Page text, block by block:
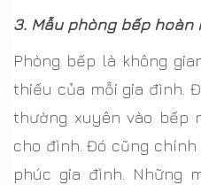
3. Mẫu phòng bếp hoàn
Phòng bếp là không
thiếu của mỗi gia đình.
thường xuyên vào bếp
cho đình. Đó cũng
phúc gia đình. Những